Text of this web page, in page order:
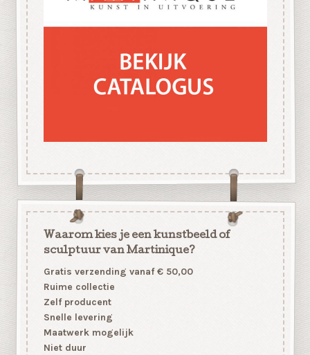
Waarom kies je een kunstbeeld of
sculptuur van Martinique?
Gratis verzending vanaf € 50,00
Ruime collectie
Zelf producent
Snelle levering
Maatwerk mogelijk
Niet duur